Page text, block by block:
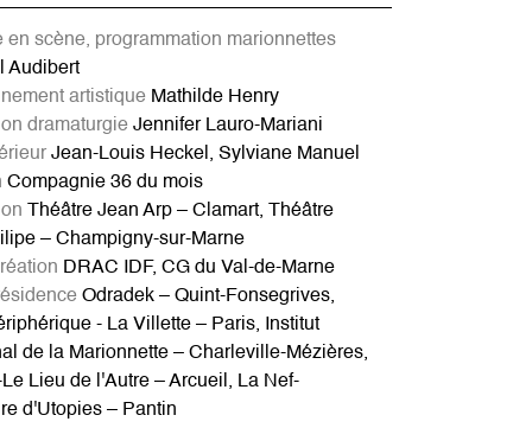
en scène, programmation marionnettes
Audibert
artistique Mathilde Henry
dramaturgie Jennifer Lauro-Mariani
Jean-Louis Heckel, Sylviane Manuel
Compagnie 36 du mois
Théâtre Jean Arp – Clamart, Théâtre
– Champigny-sur-Marne
DRAC IDF, CG du Val-de-Marne
Odradek – Quint-Fonsegrives,
- La Villette – Paris, Institut
de la Marionnette – Charleville-Mézières,
Lieu de l'Autre – Arcueil, La Nef-
d'Utopies – Pantin